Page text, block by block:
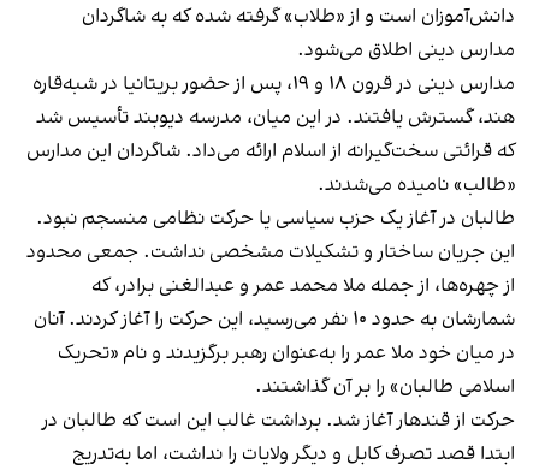
دانش‌آموزان است و از «طلاب» گرفته شده که به شاگردان
مدارس دینی اطلاق می‌شود.
مدارس دینی در قرون ۱۸ و ۱۹، پس از حضور بریتانیا در شبه‌قاره
هند، گسترش یافتند. در این میان، مدرسه دیوبند تأسیس شد
که قرائتی سخت‌گیرانه از اسلام ارائه می‌داد. شاگردان این مدارس
«طالب» نامیده می‌شدند.
طالبان در آغاز یک حزب سیاسی یا حرکت نظامی منسجم نبود.
این جریان ساختار و تشکیلات مشخصی نداشت. جمعی محدود
از چهره‌ها، از جمله ملا محمد عمر و عبدالغنی برادر، که
شمارشان به حدود ۱۰ نفر می‌رسید، این حرکت را آغاز کردند. آنان
در میان خود ملا عمر را به‌عنوان رهبر برگزیدند و نام «تحریک
اسلامی طالبان» را بر آن گذاشتند.
حرکت از قندهار آغاز شد. برداشت غالب این است که طالبان در
ابتدا قصد تصرف کابل و دیگر ولایات را نداشت، اما به‌تدریج